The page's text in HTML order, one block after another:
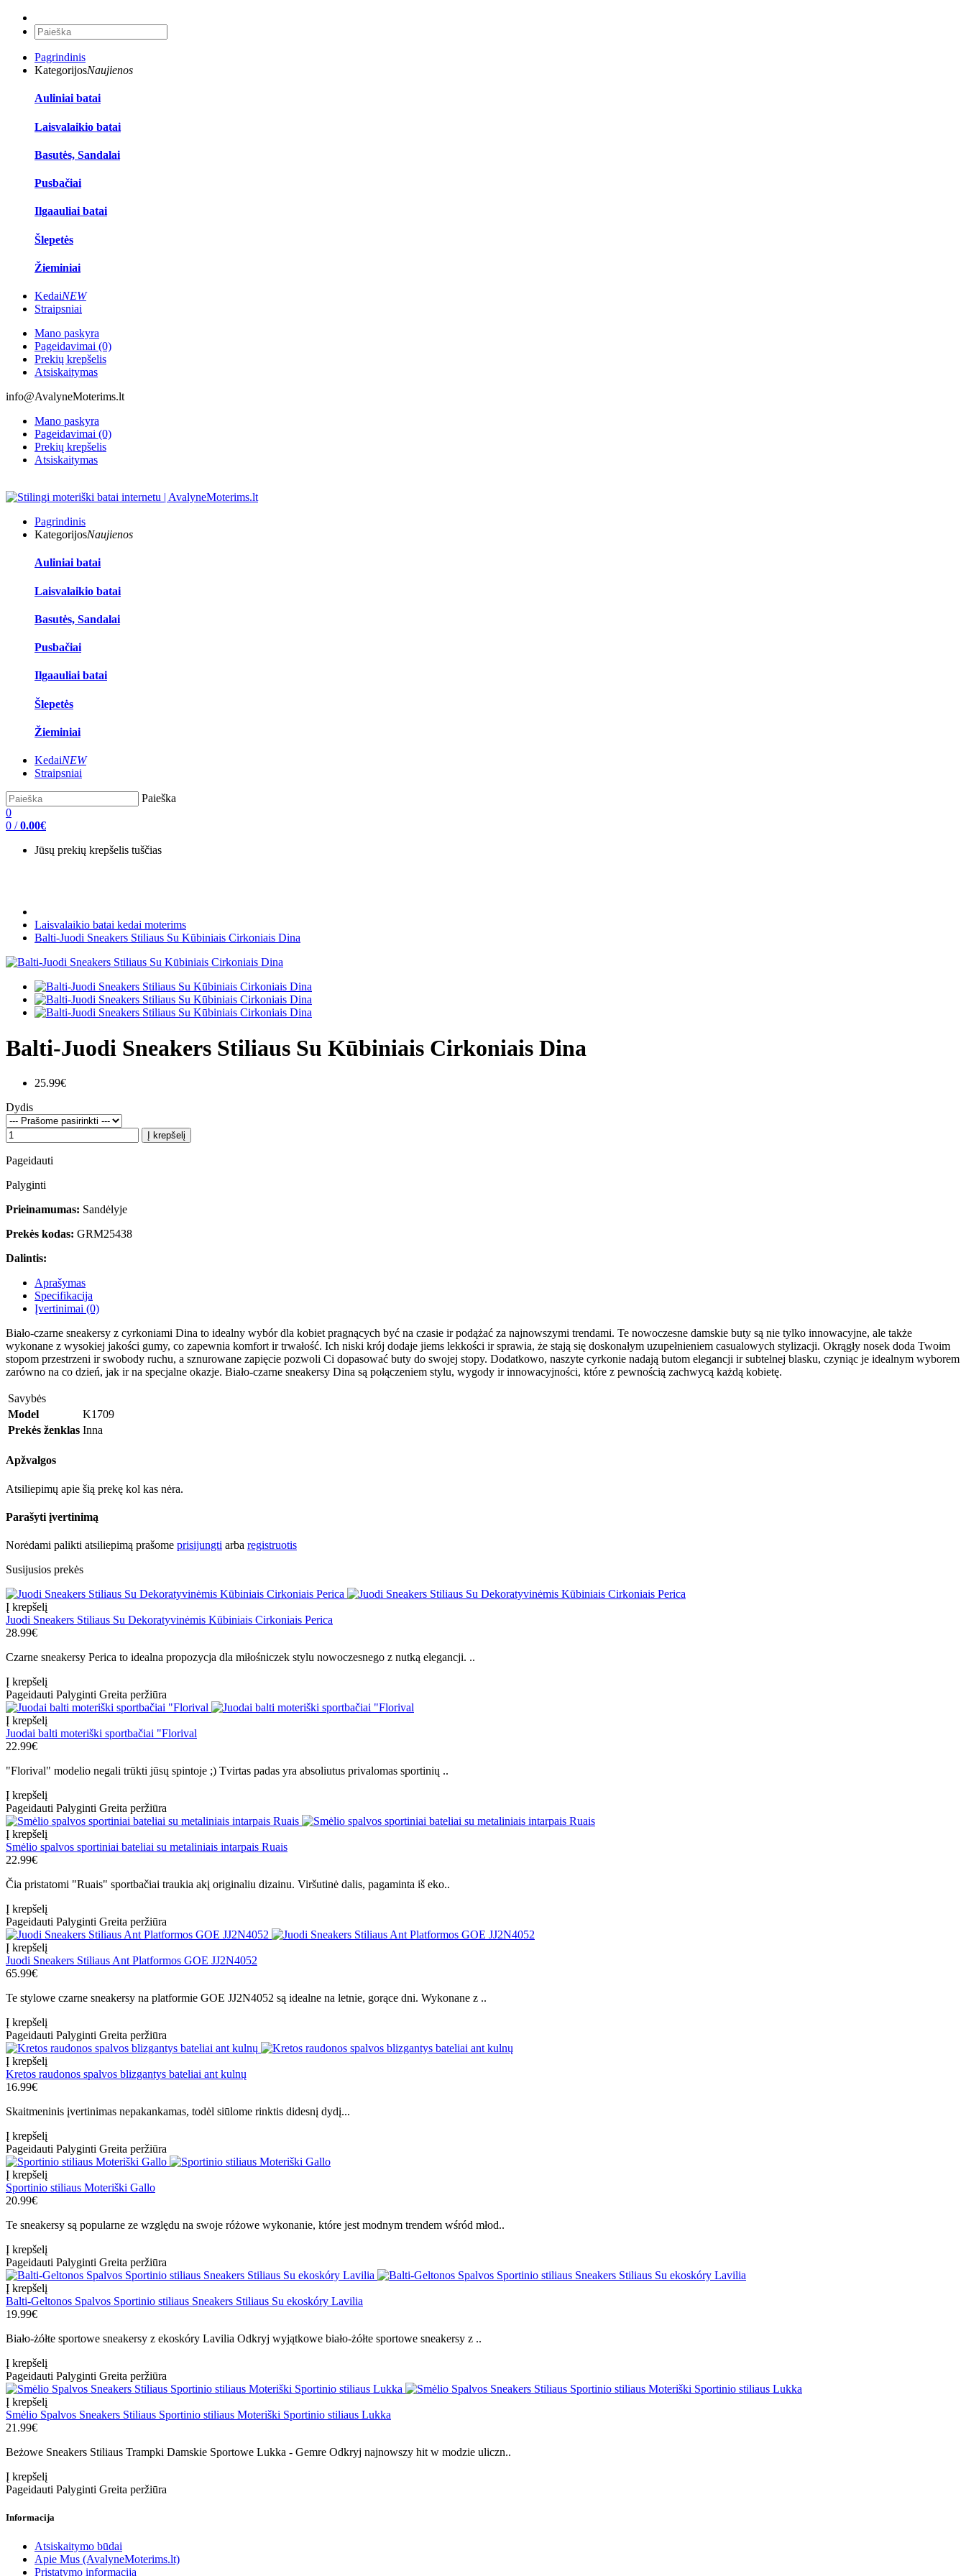
Pagrindinis
KategorijosNaujienos
Auliniai batai
Laisvalaikio batai
Basutės, Sandalai
Pusbačiai
Ilgaauliai batai
Šlepetės
Žieminiai
KedaiNEW
Straipsniai
Mano paskyra
Pageidavimai (0)
Prekių krepšelis
Atsiskaitymas
info@AvalyneMoterims.lt
Mano paskyra
Pageidavimai (0)
Prekių krepšelis
Atsiskaitymas
Pagrindinis
KategorijosNaujienos
Auliniai batai
Laisvalaikio batai
Basutės, Sandalai
Pusbačiai
Ilgaauliai batai
Šlepetės
Žieminiai
KedaiNEW
Straipsniai
Paieška
0
0 / 0.00€
Jūsų prekių krepšelis tuščias
Laisvalaikio batai kedai moterims
Balti-Juodi Sneakers Stiliaus Su Kūbiniais Cirkoniais Dina
Balti-Juodi Sneakers Stiliaus Su Kūbiniais Cirkoniais Dina
25.99€
Dydis
Į krepšelį
Pageidauti
Palyginti
Prieinamumas: Sandėlyje
Prekės kodas: GRM25438
Dalintis:
Aprašymas
Specifikacija
Įvertinimai (0)
Biało-czarne sneakersy z cyrkoniami Dina to idealny wybór dla kobiet pragnących być na czasie ir podążać za najnowszymi trendami. Te nowoczesne damskie buty są nie tylko innowacyjne, ale także
wykonane z wysokiej jakości gumy, co zapewnia komfort ir trwałość. Ich niski krój dodaje jiems lekkości ir sprawia, że stają się doskonałym uzupełnieniem casualowych stylizacji. Okrągły nosek doda Twoim
stopom przestrzeni ir swobody ruchu, a sznurowane zapięcie pozwoli Ci dopasować buty do swojej stopy. Dodatkowo, naszyte cyrkonie nadają butom elegancji ir subtelnej blasku, czyniąc je idealnym wyborem
zarówno na co dzień, jak ir na specjalne okazje. Biało-czarne sneakersy Dina są połączeniem stylu, wygody ir innowacyjności, które z pewnością zachwycą każdą kobietę.
Savybės
Model
K1709
Prekės ženklas Inna
Apžvalgos
Atsiliepimų apie šią prekę kol kas nėra.
Parašyti įvertinimą
Norėdami palikti atsiliepimą prašome prisijungti arba registruotis
Susijusios prekės
Į krepšelį
Juodi Sneakers Stiliaus Su Dekoratyvinėmis Kūbiniais Cirkoniais Perica
28.99€
Czarne sneakersy Perica to idealna propozycja dla miłośniczek stylu nowoczesnego z nutką elegancji. ..
Į krepšelį
Pageidauti Palyginti Greita peržiūra
Į krepšelį
Juodai balti moteriški sportbačiai "Florival
22.99€
"Florival" modelio negali trūkti jūsų spintoje ;) Tvirtas padas yra absoliutus privalomas sportinių ..
Į krepšelį
Pageidauti Palyginti Greita peržiūra
Į krepšelį
Smėlio spalvos sportiniai bateliai su metaliniais intarpais Ruais
22.99€
Čia pristatomi "Ruais" sportbačiai traukia akį originaliu dizainu. Viršutinė dalis, pagaminta iš eko..
Į krepšelį
Pageidauti Palyginti Greita peržiūra
Į krepšelį
Juodi Sneakers Stiliaus Ant Platformos GOE JJ2N4052
65.99€
Te stylowe czarne sneakersy na platformie GOE JJ2N4052 są idealne na letnie, gorące dni. Wykonane z ..
Į krepšelį
Pageidauti Palyginti Greita peržiūra
Į krepšelį
Kretos raudonos spalvos blizgantys bateliai ant kulnų
16.99€
Skaitmeninis įvertinimas nepakankamas, todėl siūlome rinktis didesnį dydį...
Į krepšelį
Pageidauti Palyginti Greita peržiūra
Į krepšelį
Sportinio stiliaus Moteriški Gallo
20.99€
Te sneakersy są popularne ze względu na swoje różowe wykonanie, które jest modnym trendem wśród młod..
Į krepšelį
Pageidauti Palyginti Greita peržiūra
Į krepšelį
Balti-Geltonos Spalvos Sportinio stiliaus Sneakers Stiliaus Su ekoskóry Lavilia
19.99€
Biało-żółte sportowe sneakersy z ekoskóry Lavilia Odkryj wyjątkowe biało-żółte sportowe sneakersy z ..
Į krepšelį
Pageidauti Palyginti Greita peržiūra
Į krepšelį
Smėlio Spalvos Sneakers Stiliaus Sportinio stiliaus Moteriški Sportinio stiliaus Lukka
21.99€
Beżowe Sneakers Stiliaus Trampki Damskie Sportowe Lukka - Gemre Odkryj najnowszy hit w modzie uliczn..
Į krepšelį
Pageidauti Palyginti Greita peržiūra
Informacija
Atsiskaitymo būdai
Apie Mus (AvalyneMoterims.lt)
Pristatymo informacija